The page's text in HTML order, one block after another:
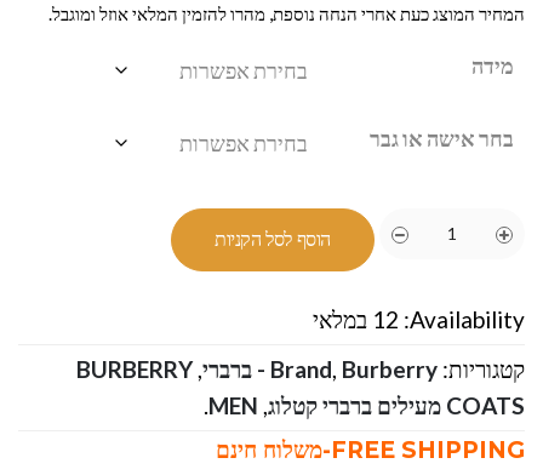
המחיר המוצג כעת אחרי הנחה נוספת, מהרו להזמין המלאי אוזל ומוגבל.
מידה
בחר אישה או גבר
הוסף לסל הקניות
Availability: 12 במלאי
קטגוריות:
Brand, Burberry - ברברי ,
BURBERRY
COATS מעילים ברברי קטלוג
,
MEN
.
FREE SHIPPING-משלוח חינם